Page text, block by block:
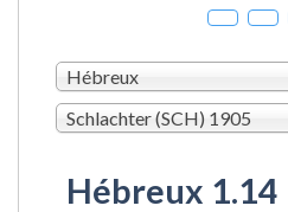
Hébreux
Schlachter (SCH) 1905
Hébreux 1.14